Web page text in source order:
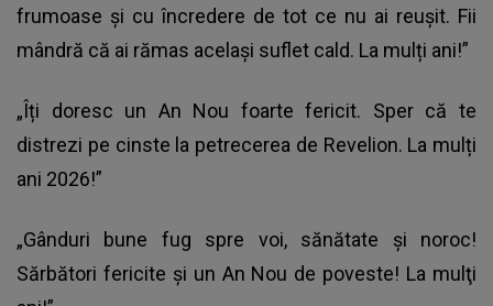
frumoase şi cu încredere de tot ce nu ai reuşit. Fii
mândră că ai rămas acelaşi suflet cald. La mulți ani!”
„Îți doresc un An Nou foarte fericit. Sper că te
distrezi pe cinste la petrecerea de Revelion. La mulți
ani 2026!”
„Gânduri bune fug spre voi, sănătate şi noroc!
Sărbători fericite şi un An Nou de poveste! La mulţi